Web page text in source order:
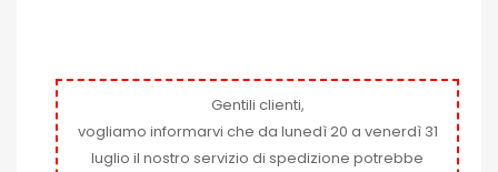
Gentili clienti,
vogliamo informarvi che da lunedì 20 a venerdì 31
luglio il nostro servizio di spedizione potrebbe